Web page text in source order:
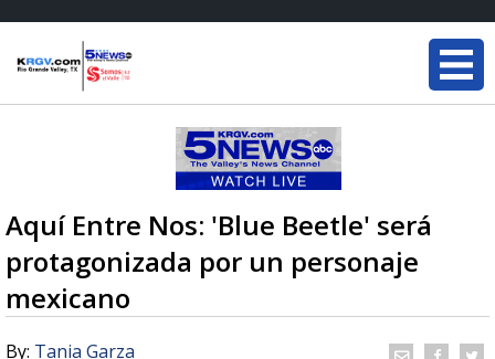
Aquí Entre Nos: 'Blue Beetle' será
protagonizada por un personaje
mexicano
By: Tania Garza